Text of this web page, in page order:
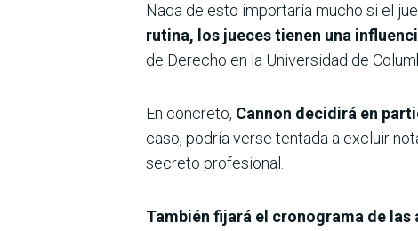
Nada de esto importaría mucho si el
rutina, los jueces tienen una
de Derecho en la Universidad de
En concreto, Cannon decidirá en
caso, podría verse tentada a excluir
secreto profesional.
También fijará el cronograma de